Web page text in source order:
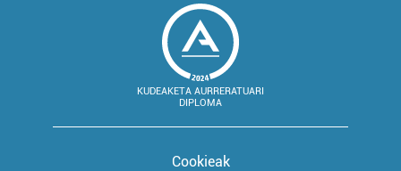
KUDEAKETA AURRERATUARI
DIPLOMA
Cookieak